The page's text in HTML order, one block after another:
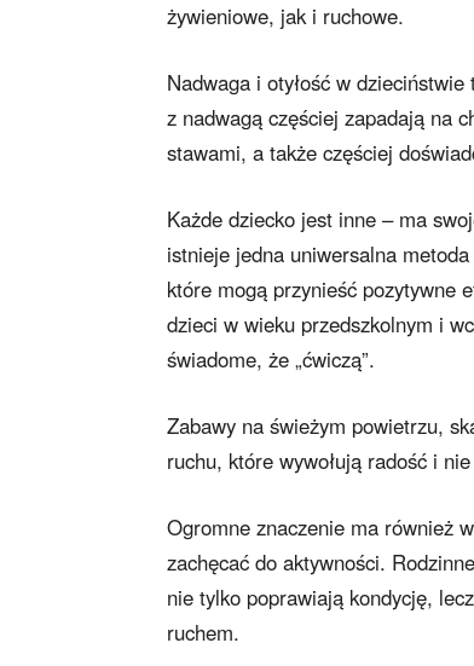
żywieniowe, jak i ruchowe.
Nadwaga i otyłość w
z nadwagą częściej zapadają na
stawami, a także częściej
Każde dziecko jest inne – ma
istnieje jedna uniwersalna
które mogą przynieść pozytywne
dzieci w wieku przedszkolnym i
świadome, że „ćwiczą”.
Zabawy na świeżym powietrzu,
ruchu, które wywołują radość i
Ogromne znaczenie ma również
zachęcać do aktywności.
nie tylko poprawiają kondycję,
ruchem.